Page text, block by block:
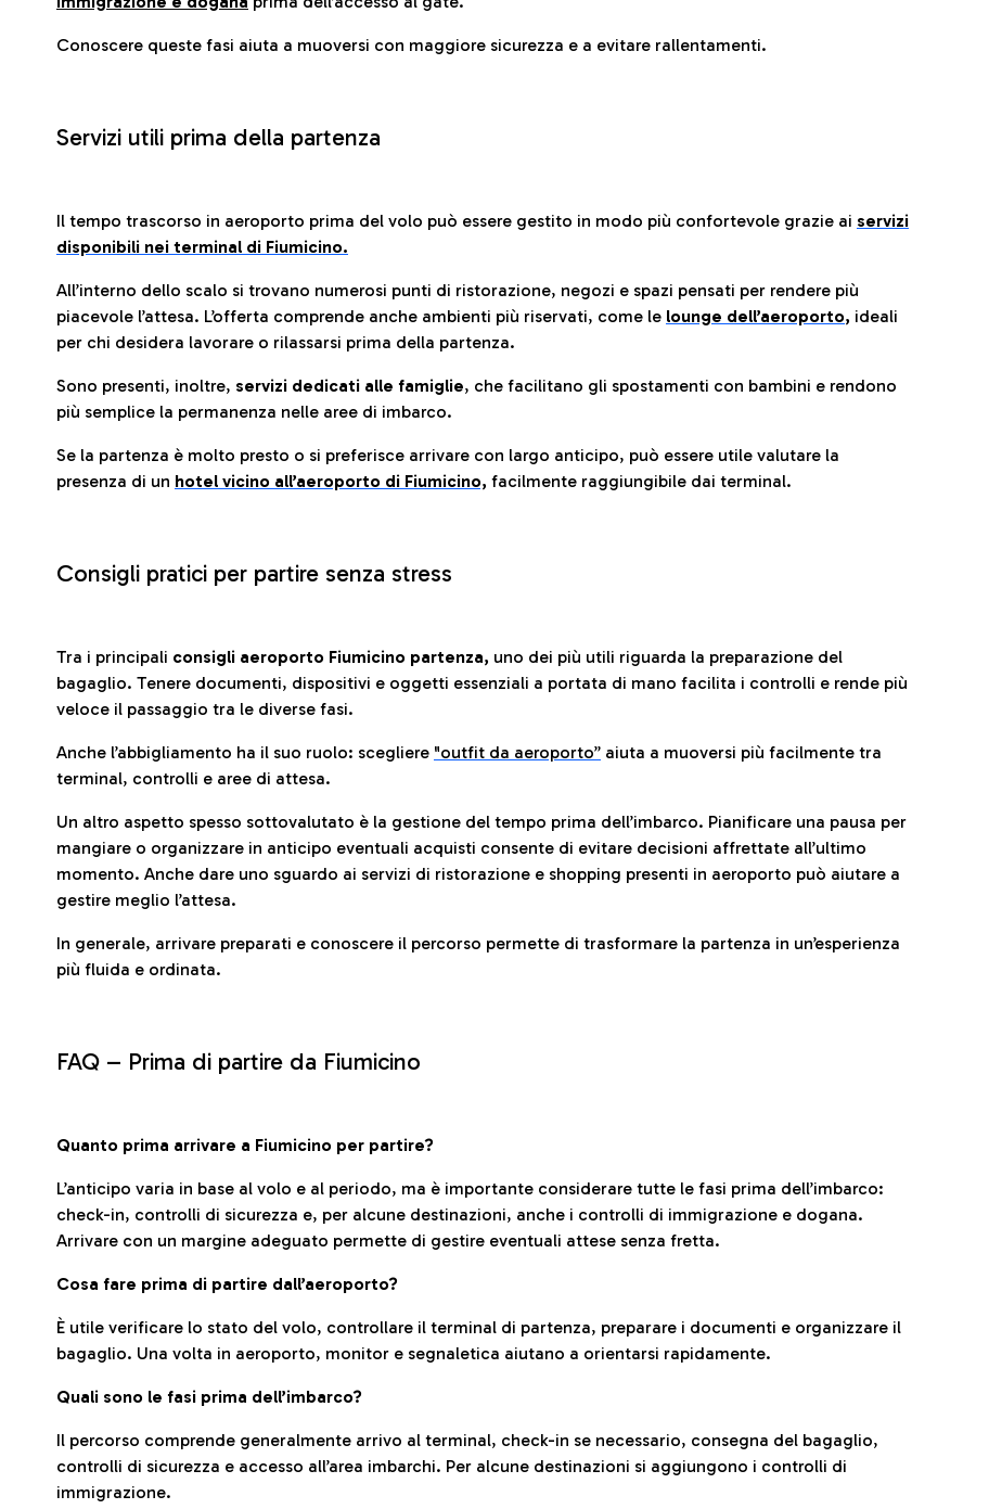
Conoscere queste fasi aiuta a muoversi con maggiore sicurezza e a evitare rallentamenti.
Servizi utili prima della partenza
Il tempo trascorso in aeroporto prima del volo può essere gestito in modo più confortevole grazie ai servizi
disponibili nei terminal di Fiumicino.
All’interno dello scalo si trovano numerosi punti di ristorazione, negozi e spazi pensati per rendere più
piacevole l’attesa. L’offerta comprende anche ambienti più riservati, come le lounge dell’aeroporto, ideali
per chi desidera lavorare o rilassarsi prima della partenza.
Sono presenti, inoltre, servizi dedicati alle famiglie, che facilitano gli spostamenti con bambini e rendono
più semplice la permanenza nelle aree di imbarco.
Se la partenza è molto presto o si preferisce arrivare con largo anticipo, può essere utile valutare la
presenza di un hotel vicino all’aeroporto di Fiumicino, facilmente raggiungibile dai terminal.
Consigli pratici per partire senza stress
Tra i principali consigli aeroporto Fiumicino partenza, uno dei più utili riguarda la preparazione del
bagaglio. Tenere documenti, dispositivi e oggetti essenziali a portata di mano facilita i controlli e rende più
veloce il passaggio tra le diverse fasi.
Anche l’abbigliamento ha il suo ruolo: scegliere "outfit da aeroporto” aiuta a muoversi più facilmente tra
terminal, controlli e aree di attesa.
Un altro aspetto spesso sottovalutato è la gestione del tempo prima dell’imbarco. Pianificare una pausa per
mangiare o organizzare in anticipo eventuali acquisti consente di evitare decisioni affrettate all’ultimo
momento. Anche dare uno sguardo ai servizi di ristorazione e shopping presenti in aeroporto può aiutare a
gestire meglio l’attesa.
In generale, arrivare preparati e conoscere il percorso permette di trasformare la partenza in un’esperienza
più fluida e ordinata.
FAQ – Prima di partire da Fiumicino
Quanto prima arrivare a Fiumicino per partire?
L’anticipo varia in base al volo e al periodo, ma è importante considerare tutte le fasi prima dell’imbarco:
check-in, controlli di sicurezza e, per alcune destinazioni, anche i controlli di immigrazione e dogana.
Arrivare con un margine adeguato permette di gestire eventuali attese senza fretta.
Cosa fare prima di partire dall’aeroporto?
È utile verificare lo stato del volo, controllare il terminal di partenza, preparare i documenti e organizzare il
bagaglio. Una volta in aeroporto, monitor e segnaletica aiutano a orientarsi rapidamente.
Quali sono le fasi prima dell’imbarco?
Il percorso comprende generalmente arrivo al terminal, check-in se necessario, consegna del bagaglio,
controlli di sicurezza e accesso all’area imbarchi. Per alcune destinazioni si aggiungono i controlli di
immigrazione.